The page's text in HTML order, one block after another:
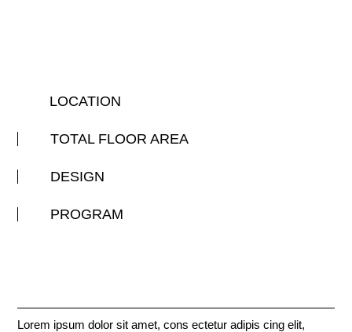
LOCATION
TOTAL FLOOR AREA
DESIGN
PROGRAM
Lorem ipsum dolor sit amet, cons ectetur adipis cing elit,